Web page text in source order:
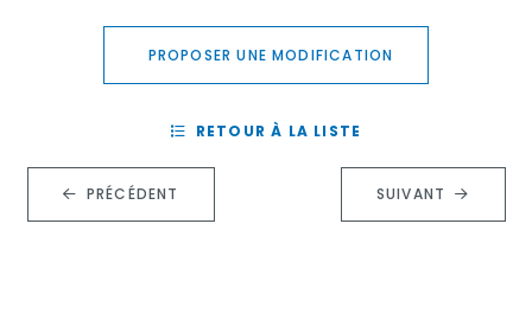
PROPOSER UNE MODIFICATION
PRÉCÉDENT
RETOUR À LA LISTE
SUIVANT